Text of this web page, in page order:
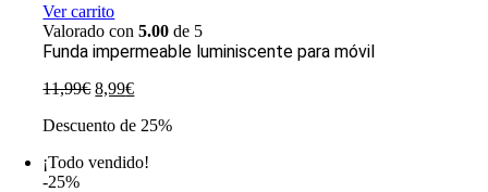
Ver carrito
Valorado con5.00 de 5
Funda impermeable luminiscente para móvil
11,99€ El
original
11,99€.
8,99€El
actual
8,99€.
Descuento de 25%
¡Todo vendido!
-25%